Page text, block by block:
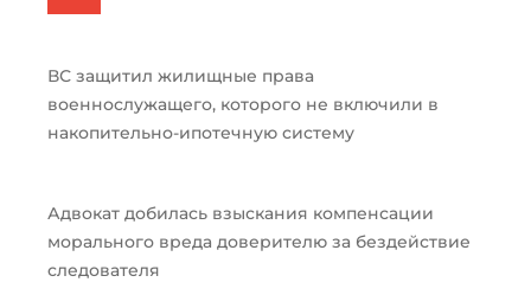
ВС защитил жилищные права
военнослужащего, которого не включили в
накопительно-ипотечную систему
Адвокат добилась взыскания компенсации
морального вреда доверителю за бездействие
следователя